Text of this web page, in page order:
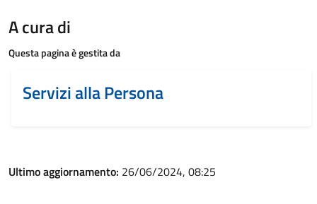
A cura di
Questa pagina è gestita da
Servizi alla Persona
Ultimo aggiornamento: 26/06/2024, 08:25